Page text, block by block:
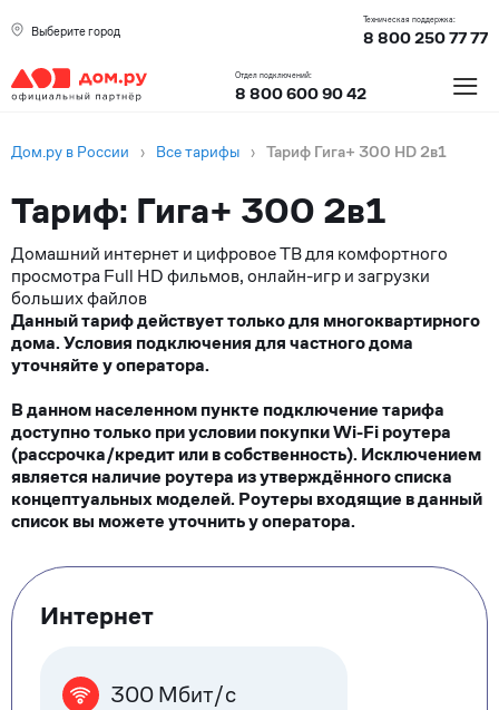
Выберите город
Техническая поддержка:
8 800 250 77 77
Отдел подключений:
8 800 600 90 42 ≡
Дом.ру в России › Все тарифы › Тариф Гига+ 300 HD 2в1
Тариф: Гига+ 300 2в1
Домашний интернет и цифровое ТВ для комфортного
просмотра Full HD фильмов, онлайн-игр и загрузки
больших файлов
Данный тариф действует только для многоквартирного
дома. Условия подключения для частного дома
уточняйте у оператора.
В данном населенном пункте подключение тарифа
доступно только при условии покупки Wi-Fi роутера
(рассрочка/кредит или в собственность). Исключением
является наличие роутера из утверждённого списка
концептуальных моделей. Роутеры входящие в данный
список вы можете уточнить у оператора.
Тарифные
опции
Интернет
300 Мбит/с